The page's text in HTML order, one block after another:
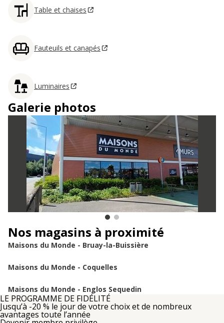
Table et chaises
Fauteuils et canapés
Luminaires
Galerie photos
Nos magasins à proximité
Maisons du Monde - Bruay-la-Buissière
Maisons du Monde - Coquelles
Maisons du Monde - Englos Sequedin
LE PROGRAMME DE FIDÉLITÉ
Jusqu’à -20 % le jour de votre choix et de nombreux
avantages toute l’année